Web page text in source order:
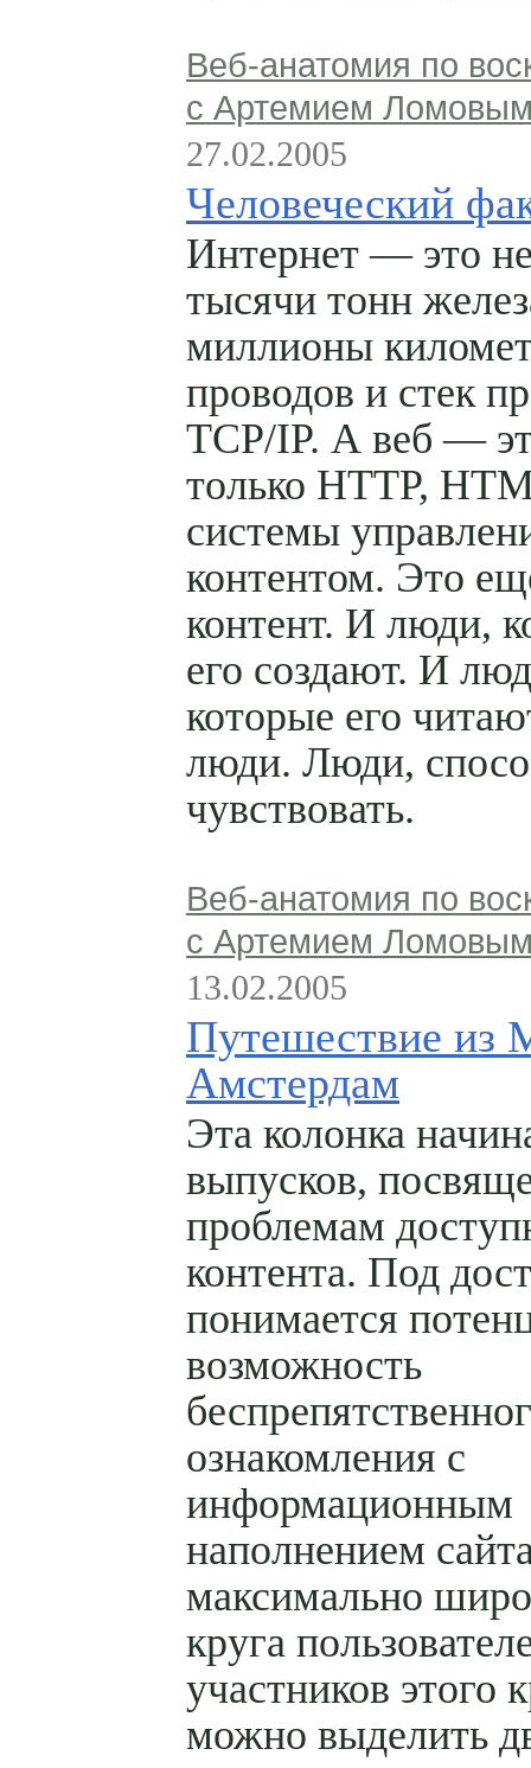
Веб-анатомия по
с Артемием
27.02.2005
Человеческий
Интернет — это
тысячи тонн
миллионы
проводов и стек
TCP/IP. А веб —
только HTTP,
системы
контентом. Это
контент. И люди,
его создают. И
которые его
люди. Люди,
чувствовать.
Веб-анатомия по
с Артемием
13.02.2005
Путешествие из
Амстердам
Эта колонка
выпусков,
проблемам
контента. Под
понимается
возможность
ознакомления с
информационным
наполнением
максимально
круга
участников этого
можно выделить